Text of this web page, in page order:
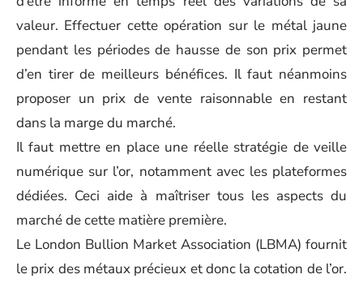
valeur. Effectuer cette opération sur le métal jaune
pendant les périodes de hausse de son prix permet
d’en tirer de meilleurs bénéfices. Il faut néanmoins
proposer un prix de vente raisonnable en restant
dans la marge du marché.
Il faut mettre en place une réelle stratégie de veille
numérique sur l’or, notamment avec les plateformes
dédiées. Ceci aide à maîtriser tous les aspects du
marché de cette matière première.
Le London Bullion Market Association (LBMA) fournit
le prix des métaux précieux et donc la cotation de l’or.